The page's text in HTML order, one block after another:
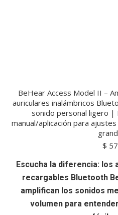
BeHear Access Model II –
auriculares inalámbricos
sonido personal ligero |
manual/aplicación para
$
Escucha la diferencia: los
recargables Bluetooth
amplifican los sonidos
volumen para